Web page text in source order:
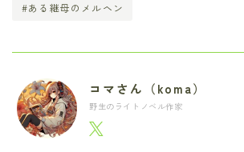
#ある継母のメルヘン
コマさん（koma）
野生のライトノベル作家